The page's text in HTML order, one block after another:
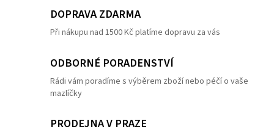
DOPRAVA ZDARMA
Při nákupu nad 1500 Kč platíme dopravu za vás
ODBORNÉ PORADENSTVÍ
Rádi vám poradíme s výběrem zboží nebo péčí o vaše
mazlíčky
PRODEJNA V PRAZE